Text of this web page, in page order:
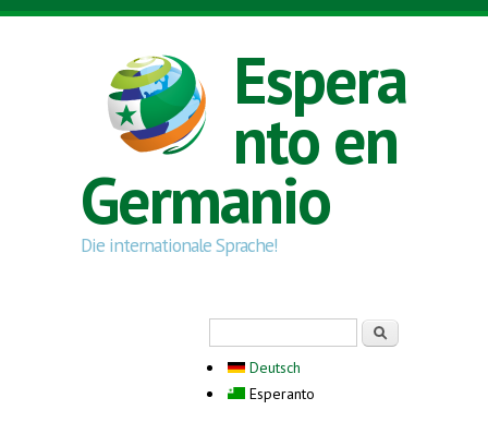
Skip to main content
Espera
nto en
Germanio
Die internationale Sprache!
Deutsch
Esperanto